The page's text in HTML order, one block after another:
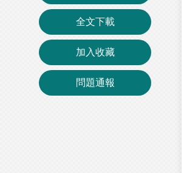
全文下載
加入收藏
問題通報